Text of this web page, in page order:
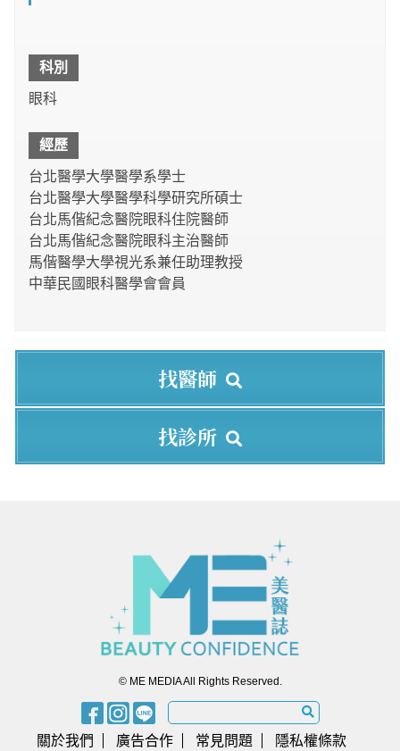
科別
眼科
經歷
台北醫學大學醫學系學士
台北醫學大學醫學科學研究所碩士
台北馬偕紀念醫院眼科住院醫師
台北馬偕紀念醫院眼科主治醫師
馬偕醫學大學視光系兼任助理教授
中華民國眼科醫學會會員
找醫師
找診所
© ME MEDIA All Rights Reserved.
關於我們 廣告合作 常見問題 隱私權條款